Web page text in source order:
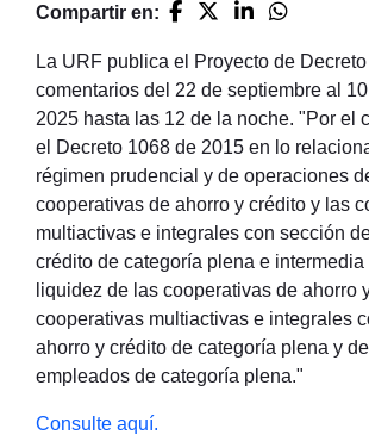
Compartir en:
La URF publica el Proyecto de
comentarios del 22 de septiembre al
2025 hasta las 12 de la noche. "Por el
el Decreto 1068 de 2015 en lo
régimen prudencial y de operaciones
cooperativas de ahorro y crédito y las
multiactivas e integrales con sección
crédito de categoría plena e intermedia
liquidez de las cooperativas de ahorro
cooperativas multiactivas e integrales
ahorro y crédito de categoría plena y
empleados de categoría plena."
Consulte aquí.